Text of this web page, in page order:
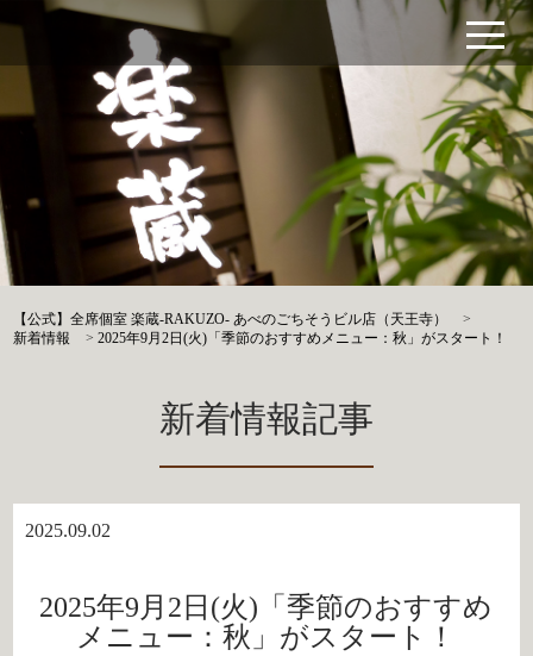
【公式】全席個室 楽蔵‐RAKUZO‐ あべのごちそうビル店（天王寺）
>
新着情報
>2025年9月2日(火)「季節のおすすめメニュー：秋」がスタート！
新着情報記事
2025.09.02
2025年9月2日(火)「季節のおすすめ
メニュー：秋」がスタート！